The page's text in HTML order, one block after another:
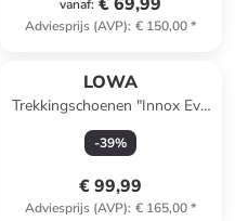
vanaf:
Adviesprijs (AVP): € 150,00*
LOWA
Trekkingschoenen "Innox Evo
GTX" donkerblauw
-39%
€ 99,99
Adviesprijs (AVP): € 165,00*